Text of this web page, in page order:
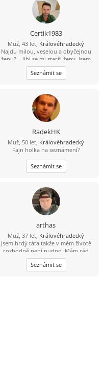
Certik1983
Muž, 43 let, Královéhradecký
Najdu milou, veselou a obyčejnou
ženu?... líbí se mi starší ženy, jsem
chtěl ještě dodat....
Seznámit se
RadekHK
Muž, 50 let, Královéhradecký
Fajn holka na seznámení?
Seznámit se
arthas
Muž, 37 let, Královéhradecký
Jsem hrdý táta takže v mém životě
rozhodně není nudno. Mám rád
aktivní odpočinek – vyrazit na
procházku, do přírody nebo na výlet
je pro mě ideální způsob, jak vyčistit
Seznámit se